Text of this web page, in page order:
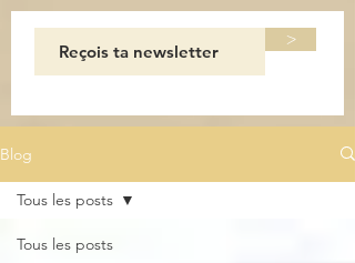
>
Blog
Tous les posts
Tous les posts